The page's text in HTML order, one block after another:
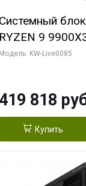
Системный
RYZEN 9
ОЗУ/ ASUS
Модель: KW-Live0085
419 818
Купить